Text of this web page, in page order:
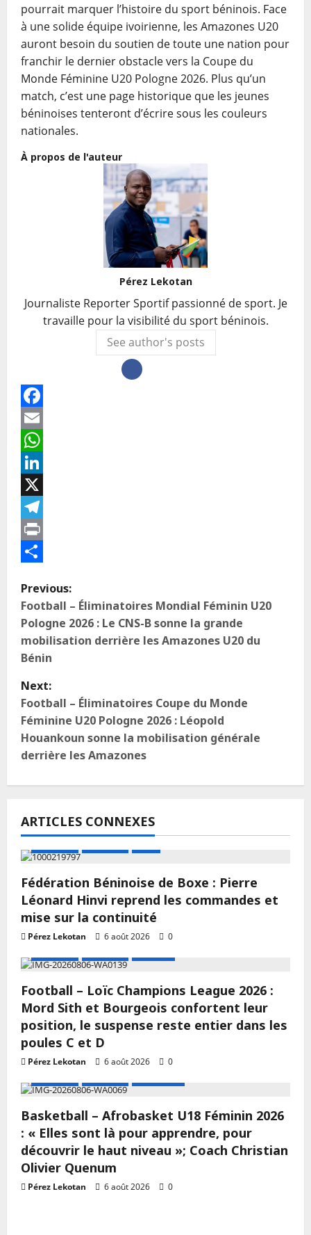
pourrait marquer l’histoire du sport béninois. Face
à une solide équipe ivoirienne, les Amazones U20
auront besoin du soutien de toute une nation pour
franchir le dernier obstacle vers la Coupe du
Monde Féminine U20 Pologne 2026. Plus qu’un
match, c’est une page historique que les jeunes
béninoises tenteront d’écrire sous les couleurs
nationales.
À propos de l'auteur
Pérez Lekotan
Journaliste Reporter Sportif passionné de sport. Je
travaille pour la visibilité du sport béninois.
See author's posts
Facebook
Email
WhatsApp
LinkedIn
X
Telegram
Print
Previous:
Football – Éliminatoires Mondial Féminin U20
Pologne 2026 : Le CNS-B sonne la grande
mobilisation derrière les Amazones U20 du
Bénin
Next:
Football – Éliminatoires Coupe du Monde
Féminine U20 Pologne 2026 : Léopold
Houankoun sonne la mobilisation générale
derrière les Amazones
ARTICLES CONNEXES
Fédération Béninoise de Boxe : Pierre
Léonard Hinvi reprend les commandes et
mise sur la continuité
Pérez Lekotan 6 août 2026
0
Football – Loïc Champions League 2026 :
Mord Sith et Bourgeois confortent leur
position, le suspense reste entier dans les
poules C et D
Pérez Lekotan 6 août 2026
0
Basketball – Afrobasket U18 Féminin 2026
: « Elles sont là pour apprendre, pour
découvrir le haut niveau »; Coach Christian
Olivier Quenum
Pérez Lekotan 6 août 2026 0